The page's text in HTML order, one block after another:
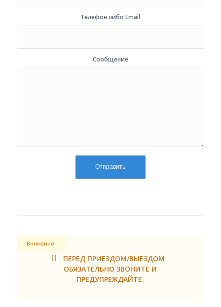
Телефон либо Email
Сообщение
Внимание!
ПЕРЕД ПРИЕЗДОМ/ВЫЕЗДОМ
ОБЯЗАТЕЛЬНО ЗВОНИТЕ И
ПРЕДУПРЕЖДАЙТЕ.